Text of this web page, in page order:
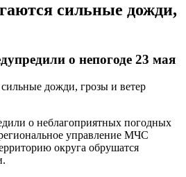
сильные дожди,
о непогоде 23 мая
о неблагоприятных погодных
управление МЧС
округа обрушатся